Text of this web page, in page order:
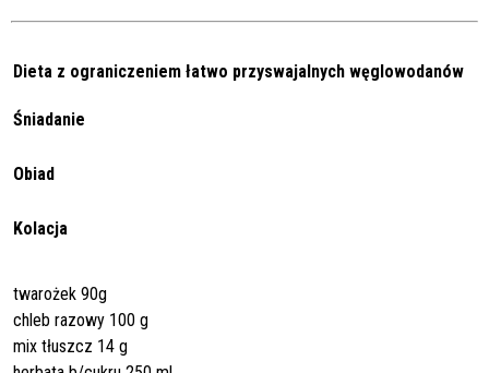
Dieta z ograniczeniem łatwo przyswajalnych węglowodanów
Śniadanie
Obiad
Kolacja
twarożek 90g
chleb razowy 100 g
mix tłuszcz 14 g